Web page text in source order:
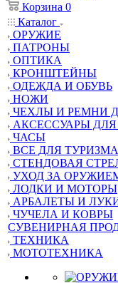
Корзина 0
Каталог
ОРУЖИЕ
ПАТРОНЫ
ОПТИКА
КРОНШТЕЙНЫ
ОДЕЖДА И ОБУВЬ
НОЖИ
ЧЕХЛЫ И РЕМНИ
АКСЕССУАРЫ
ЧАСЫ
ВСЕ ДЛЯ ТУРИЗМА
СТЕНДОВАЯ
УХОД ЗА
ЛОДКИ И МОТОРЫ
АРБАЛЕТЫ И
ЧУЧЕЛА И КОВРЫ
СУВЕНИРНАЯ
ТЕХНИКА
МОТОТЕХНИКА